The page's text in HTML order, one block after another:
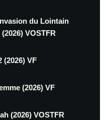
du Lointain
VOSTFR
(2026) VF
(2026) VF
(2026) VOSTFR